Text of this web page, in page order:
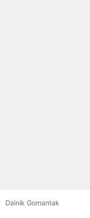
Dainik Gomantak